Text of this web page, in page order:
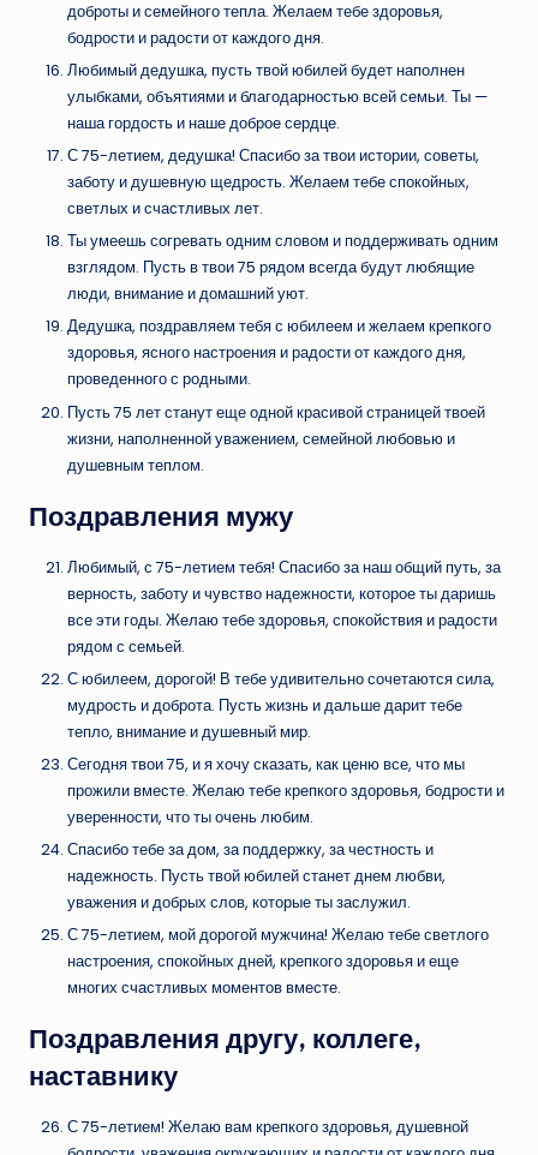
доброты и семейного тепла. Желаем тебе здоровья,
бодрости и радости от каждого дня.
Любимый дедушка, пусть твой юбилей будет наполнен
улыбками, объятиями и благодарностью всей семьи. Ты —
наша гордость и наше доброе сердце.
С 75-летием, дедушка! Спасибо за твои истории, советы,
заботу и душевную щедрость. Желаем тебе спокойных,
светлых и счастливых лет.
Ты умеешь согревать одним словом и поддерживать одним
взглядом. Пусть в твои 75 рядом всегда будут любящие
люди, внимание и домашний уют.
Дедушка, поздравляем тебя с юбилеем и желаем крепкого
здоровья, ясного настроения и радости от каждого дня,
проведенного с родными.
Пусть 75 лет станут еще одной красивой страницей твоей
жизни, наполненной уважением, семейной любовью и
душевным теплом.
Поздравления мужу
Любимый, с 75-летием тебя! Спасибо за наш общий путь, за
верность, заботу и чувство надежности, которое ты даришь
все эти годы. Желаю тебе здоровья, спокойствия и радости
рядом с семьей.
С юбилеем, дорогой! В тебе удивительно сочетаются сила,
мудрость и доброта. Пусть жизнь и дальше дарит тебе
тепло, внимание и душевный мир.
Сегодня твои 75, и я хочу сказать, как ценю все, что мы
прожили вместе. Желаю тебе крепкого здоровья, бодрости и
уверенности, что ты очень любим.
Спасибо тебе за дом, за поддержку, за честность и
надежность. Пусть твой юбилей станет днем любви,
уважения и добрых слов, которые ты заслужил.
С 75-летием, мой дорогой мужчина! Желаю тебе светлого
настроения, спокойных дней, крепкого здоровья и еще
многих счастливых моментов вместе.
Поздравления другу, коллеге,
наставнику
С 75-летием! Желаю вам крепкого здоровья, душевной